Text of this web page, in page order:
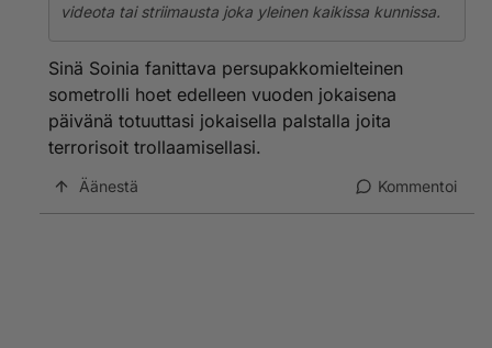
videota tai striimausta joka yleinen kaikissa kunnissa.
Sinä Soinia fanittava persupakkomielteinen
sometrolli hoet edelleen vuoden jokaisena
päivänä totuuttasi jokaisella palstalla joita
terrorisoit trollaamisellasi.
Äänestä Kommentoi